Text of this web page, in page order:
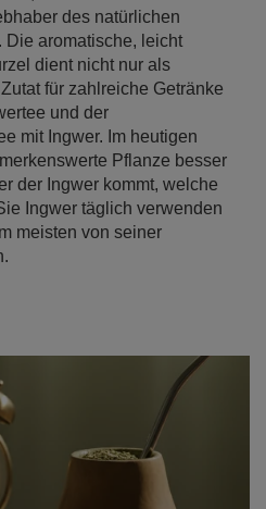
des natürlichen
aromatische, leicht
dient nicht nur als
für zahlreiche Getränke
und der
mit Ingwer. Im heutigen
Pflanze besser
der Ingwer kommt, welche
Ingwer täglich verwenden
meisten von seiner